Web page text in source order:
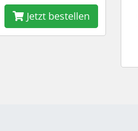
Jetzt bestellen